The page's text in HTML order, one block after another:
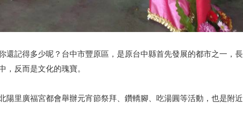
還記得多少呢？台中市豐原區，是原台中縣首先發展的都市之一，
，反而是文化的瑰寶。
陽里廣福宮都會舉辦元宵節祭拜、鑽轎腳、吃湯圓等活動，也是附